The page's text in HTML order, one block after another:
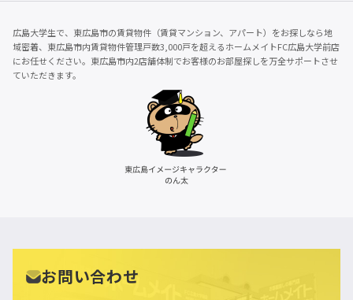
広島大学生で、東広島市の賃貸物件（賃貸マンション、アパート）をお探しなら地
域密着、東広島市内賃貸物件管理戸数3,000戸を超えるホームメイトFC広島大学前店
にお任せください。東広島市内2店舗体制でお客様のお部屋探しを万全サポートさせ
ていただきます。
お問い合わせ